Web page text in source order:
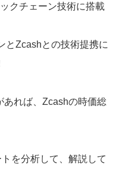
クチェーン技術に搭載
とZcashとの技術提携に
あれば、Zcashの時価総
を分析して、解説して